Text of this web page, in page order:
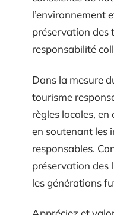
l’environnement
préservation des
responsabilité
Dans la mesure
tourisme
règles locales,
en soutenant les
responsables.
préservation des
les générations